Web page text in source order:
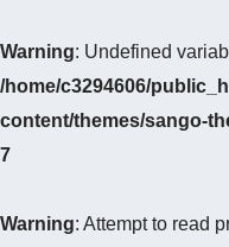
Warning: Undefined
/home/c3294606/
content/themes/sango-
7
Warning: Attempt to read